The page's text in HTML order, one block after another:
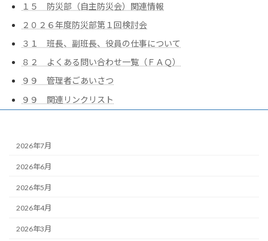
１５ 防災部（自主防災会）関連情報
２０２６年度防災部第１回検討会
３１ 班長、副班長、役員の仕事について
８２ よくある問い合わせ一覧（ＦＡＱ）
９９ 管理者ごあいさつ
９９ 関連リンクリスト
2026年7月
2026年6月
2026年5月
2026年4月
2026年3月